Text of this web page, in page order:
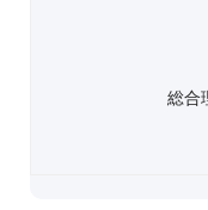
総合